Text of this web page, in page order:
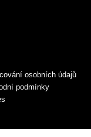
osobních údajů
podmínky